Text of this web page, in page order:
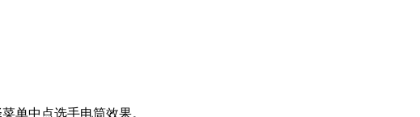
单中点选手电筒效果。